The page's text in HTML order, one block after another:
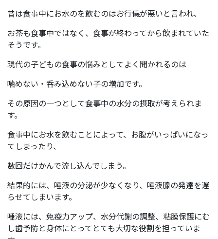
昔は食事中にお水のを飲むのはお行儀が悪いと言われ、
お茶も食事中ではなく、食事が終わってから飲まれていた
そうです。
現代の子どもの食事の悩みとしてよく聞かれるのは
嚙めない・呑み込めない子の増加です。
その原因の一つとして食事中の水分の摂取が考えられま
す。
食事中にお水を飲むことによって、お腹がいっぱいになっ
てしまったり、
数回だけかんで流し込んでしまう。
結果的には、唾液の分泌が少なくなり、唾液腺の発達を遅
らせてしまいます。
唾液には、免疫力アップ、水分代謝の調整、粘膜保護にむ
し歯予防と身体にとってとても大切な役割を担っていま